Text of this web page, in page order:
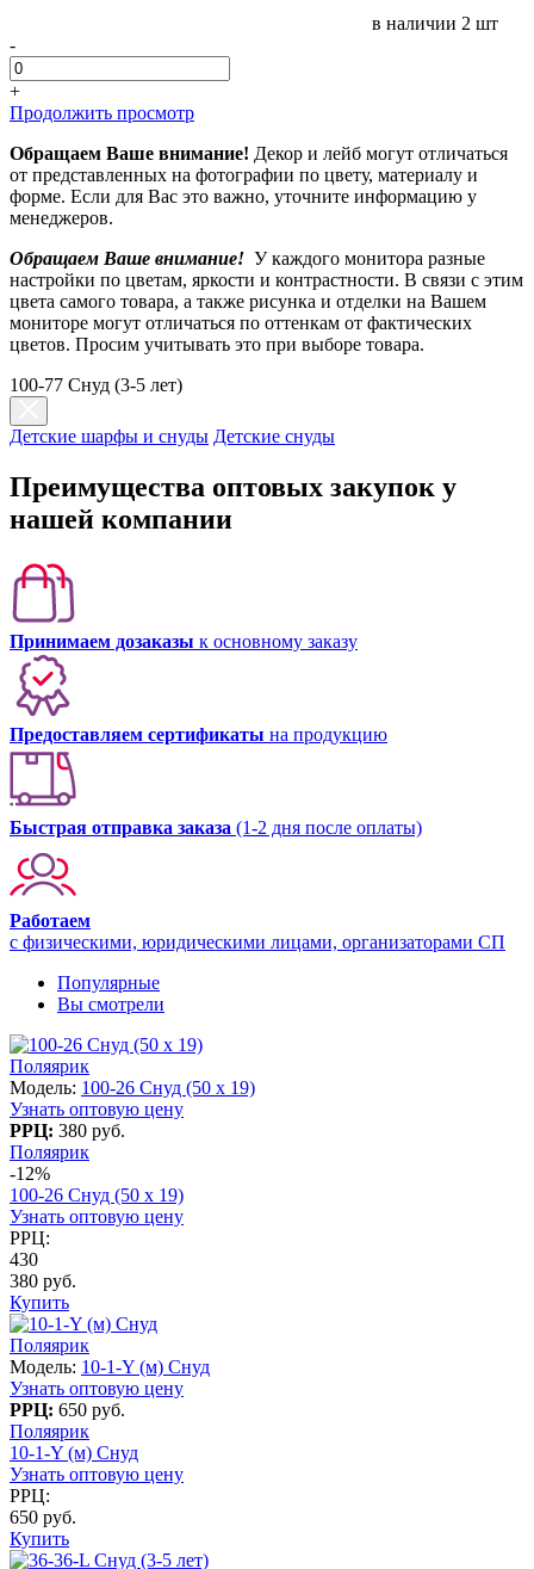
в наличии 2 шт
-
+
Продолжить просмотр
Обращаем Ваше внимание! Декор и лейб могут отличаться
от представленных на фотографии по цвету, материалу и
форме. Если для Вас это важно, уточните информацию у
менеджеров.
Обращаем Ваше внимание! У каждого монитора разные
настройки по цветам, яркости и контрастности. В связи с этим
цвета самого товара, а также рисунка и отделки на Вашем
мониторе могут отличаться по оттенкам от фактических
цветов. Просим учитывать это при выборе товара.
100-77 Снуд (3-5 лет)
Детские шарфы и снуды Детские снуды
Преимущества оптовых закупок у
нашей компании
Принимаем дозаказы к основному заказу
Предоставляем сертификаты на продукцию
Быстрая отправка заказа (1-2 дня после оплаты)
Работаем
с физическими, юридическими лицами, организаторами СП
Популярные
Вы смотрели
Поляярик
Модель: 100-26 Снуд (50 x 19)
Узнать оптовую цену
РРЦ: 380 руб.
Поляярик
-12%
100-26 Снуд (50 x 19)
Узнать оптовую цену
РРЦ:
430
380 руб.
Купить
Поляярик
Модель: 10-1-Y (м) Снуд
Узнать оптовую цену
РРЦ: 650 руб.
Поляярик
10-1-Y (м) Снуд
Узнать оптовую цену
РРЦ:
650 руб.
Купить